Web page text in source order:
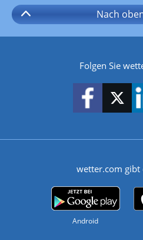
Nach
Folgen Sie
wetter.com gibt
Android